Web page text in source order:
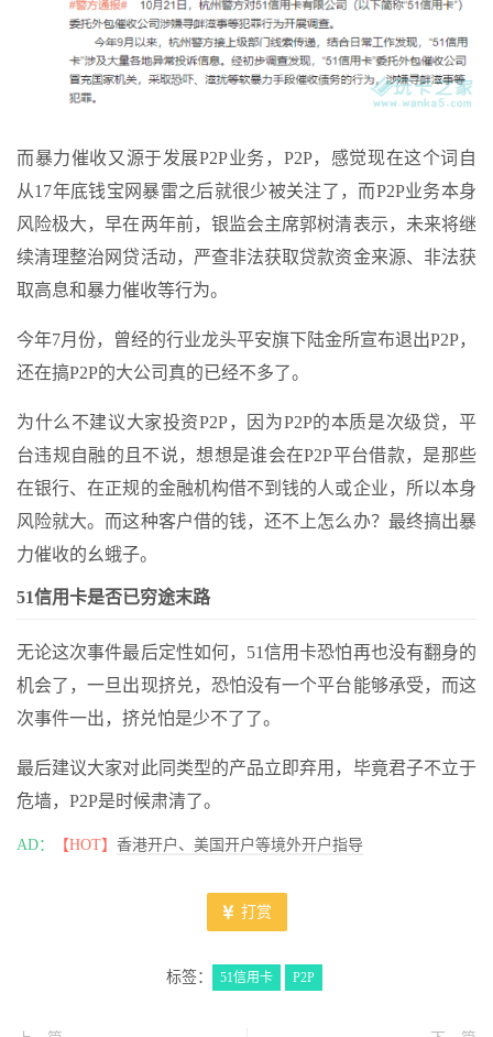
而暴力催收又源于发展P2P业务，P2P，感觉现在这个词自
从17年底钱宝网暴雷之后就很少被关注了，而P2P业务本身
风险极大，早在两年前，银监会主席郭树清表示，未来将继
续清理整治网贷活动，严查非法获取贷款资金来源、非法获
取高息和暴力催收等行为。
今年7月份，曾经的行业龙头平安旗下陆金所宣布退出P2P，
还在搞P2P的大公司真的已经不多了。
为什么不建议大家投资P2P，因为P2P的本质是次级贷，平
台违规自融的且不说，想想是谁会在P2P平台借款，是那些
在银行、在正规的金融机构借不到钱的人或企业，所以本身
风险就大。而这种客户借的钱，还不上怎么办？最终搞出暴
力催收的幺蛾子。
51信用卡是否已穷途末路
无论这次事件最后定性如何，51信用卡恐怕再也没有翻身的
机会了，一旦出现挤兑，恐怕没有一个平台能够承受，而这
次事件一出，挤兑怕是少不了了。
最后建议大家对此同类型的产品立即弃用，毕竟君子不立于
危墙，P2P是时候肃清了。
AD： 【HOT】 香港开户、美国开户等境外开户指导
打赏
标签： 51信用卡 P2P